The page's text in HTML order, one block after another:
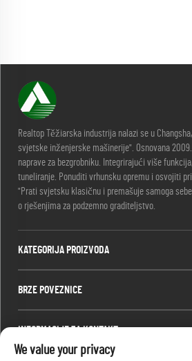
Realtop Těžiarska industrija nalazi se u
svjetske inženjerske mašinerije". Osnovana
naprave za bezgrobniku. Integrirajući više
tuneliranje. Ponuditi vrhunsku opremu i osvojiti
"Prati svjetsku klasičnu i premašuje samoga
o rješenjima za podzemno graditeljstvo.
KATEGORIJA PROIZVODA
BRZE POVEZNICE
INFORMACIJE ZA KONTAKT
Office add : Br. 688, Park industrije Shaping,
We value your privacy